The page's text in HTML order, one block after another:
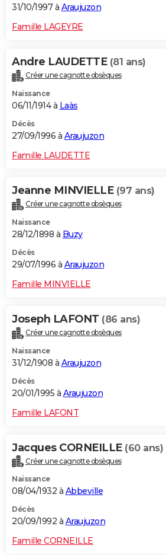
31/10/1997 à Araujuzon
Famille LAGEYRE
Andre LAUDETTE (81 ans)
Créer une cagnotte obsèques
Naissance
06/11/1914 à Laàs
Décès
27/09/1996 à Araujuzon
Famille LAUDETTE
Jeanne MINVIELLE (97 ans)
Créer une cagnotte obsèques
Naissance
28/12/1898 à Buzy
Décès
29/07/1996 à Araujuzon
Famille MINVIELLE
Joseph LAFONT (86 ans)
Créer une cagnotte obsèques
Naissance
31/12/1908 à Araujuzon
Décès
20/01/1995 à Araujuzon
Famille LAFONT
Jacques CORNEILLE (60 ans)
Créer une cagnotte obsèques
Naissance
08/04/1932 à Abbeville
Décès
20/09/1992 à Araujuzon
Famille CORNEILLE